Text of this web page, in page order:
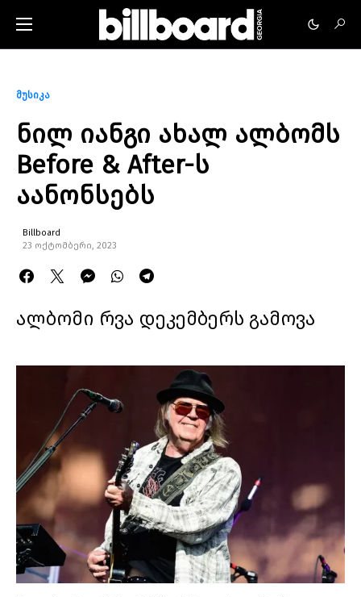
მუსიკა
ნილ იანგი ახალ ალბომს
Before & After-ს
აანონსებს
Billboard
23 ოქტომბერი, 2023
ალბომი რვა დეკემბერს გამოვა